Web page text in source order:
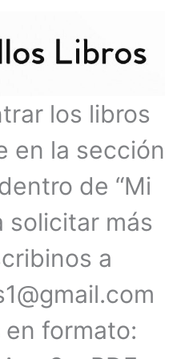
los libros
en la sección
de “Mi
solicitar más
a
formato: